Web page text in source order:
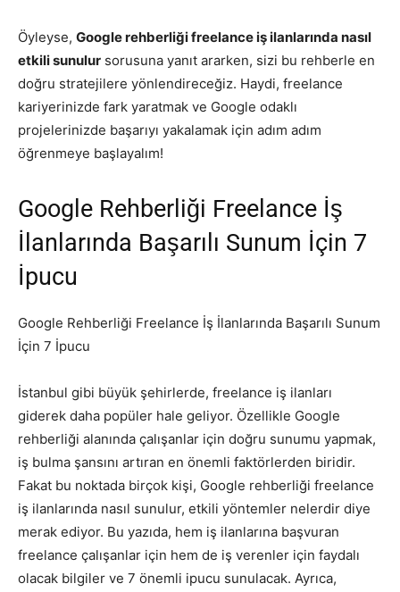
Öyleyse, Google rehberliği freelance iş ilanlarında nasıl
etkili sunulur sorusuna yanıt ararken, sizi bu rehberle en
doğru stratejilere yönlendireceğiz. Haydi, freelance
kariyerinizde fark yaratmak ve Google odaklı
projelerinizde başarıyı yakalamak için adım adım
öğrenmeye başlayalım!
Google Rehberliği Freelance İş
İlanlarında Başarılı Sunum İçin 7
İpucu
Google Rehberliği Freelance İş İlanlarında Başarılı Sunum
İçin 7 İpucu
İstanbul gibi büyük şehirlerde, freelance iş ilanları
giderek daha popüler hale geliyor. Özellikle Google
rehberliği alanında çalışanlar için doğru sunumu yapmak,
iş bulma şansını artıran en önemli faktörlerden biridir.
Fakat bu noktada birçok kişi, Google rehberliği freelance
iş ilanlarında nasıl sunulur, etkili yöntemler nelerdir diye
merak ediyor. Bu yazıda, hem iş ilanlarına başvuran
freelance çalışanlar için hem de iş verenler için faydalı
olacak bilgiler ve 7 önemli ipucu sunulacak. Ayrıca,